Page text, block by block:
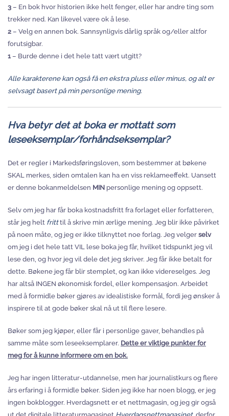
3– En bok hvor historien ikke helt fenger, eller har andre ting som
trekker ned. Kan likevel være ok å lese.
2– Velg en annen bok. Sannsynligvis dårlig språk og/eller altfor
forutsigbar.
1– Burde denne i det hele tatt vært utgitt?
Alle karakterene kan også få en ekstra pluss eller minus, og alt er
selvsagt basert på min personlige mening.
Hva betyr det at boka er mottatt som
leseeksemplar/forhåndseksemplar?
Det er regler i Markedsføringsloven, som bestemmer at bøkene
SKAL merkes, siden omtalen kan ha en viss reklameeffekt. Uansett
er denne bokanmeldelsen MIN personlige mening og oppsett.
Selv om jeg har får boka kostnadsfritt fra forlaget eller forfatteren,
står jeg helt fritttil å skrive min ærlige mening. Jeg blir ikke påvirket
på noen måte, og jeg er ikke tilknyttet noe forlag. Jeg velgerselv
om jeg i det hele tatt VIL lese boka jeg får, hvilket tidspunkt jeg vil
lese den, og hvor jeg vil dele det jeg skriver. Jeg får ikke betalt for
dette. Bøkene jeg får blir stemplet, og kan ikke videreselges. Jeg
har altså INGEN økonomisk fordel, eller kompensasjon. Arbeidet
med å formidle bøker gjøres av idealistiske formål, fordi jeg ønsker å
inspirere til at gode bøker skal nå ut til flere lesere.
Bøker som jeg kjøper, eller får i personlige gaver, behandles på
samme måte som leseeksemplarer. Dette er viktige punkter for
meg for å kunne informere om en bok.
Jeg har ingen litteratur-utdannelse, men har journalistkurs og flere
års erfaring i å formidle bøker. Siden jeg ikke har noen blogg, er jeg
ingen bokblogger. Hverdagsnett er et nettmagasin, og jeg gir også